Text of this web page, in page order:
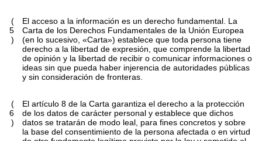
(
5
)
El acceso a la información es un derecho fundamental. La
Carta de los Derechos Fundamentales de la Unión Europea
(en lo sucesivo, «Carta») establece que toda persona tiene
derecho a la libertad de expresión, que comprende la libertad
de opinión y la libertad de recibir o comunicar informaciones o
ideas sin que pueda haber injerencia de autoridades públicas
y sin consideración de fronteras.
(
6
)
El artículo 8 de la Carta garantiza el derecho a la protección
de los datos de carácter personal y establece que dichos
datos se tratarán de modo leal, para fines concretos y sobre
la base del consentimiento de la persona afectada o en virtud